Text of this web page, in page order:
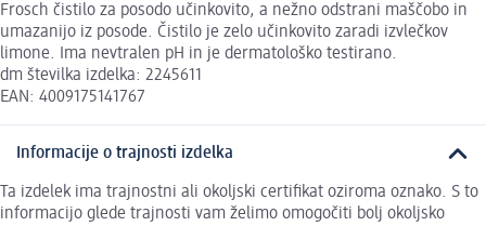
Frosch čistilo za posodo učinkovito, a nežno odstrani maščobo in
umazanijo iz posode. Čistilo je zelo učinkovito zaradi izvlečkov
limone. Ima nevtralen pH in je dermatološko testirano.
dm številka izdelka: 2245611
EAN: 4009175141767
Informacije o trajnosti izdelka
Ta izdelek ima trajnostni ali okoljski certifikat oziroma oznako. S to
informacijo glede trajnosti vam želimo omogočiti bolj okoljsko